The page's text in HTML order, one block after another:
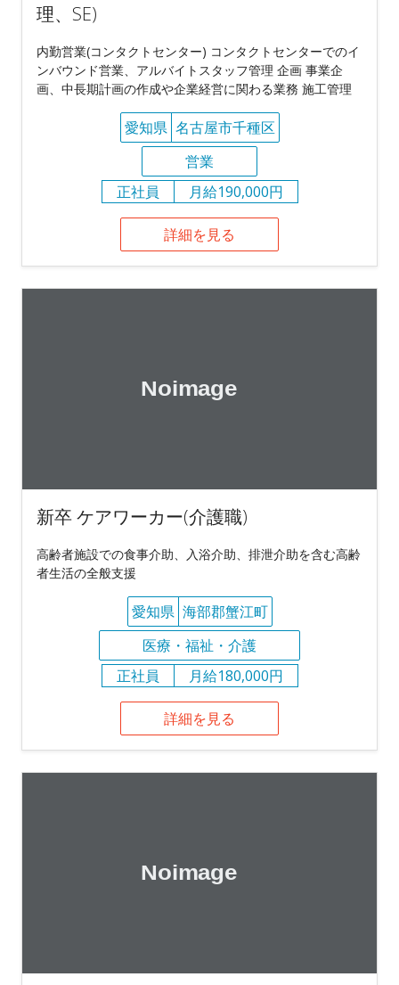
理、SE)
内勤営業(コンタクトセンター) コンタクトセンターでのイ
ンバウンド営業、アルバイトスタッフ管理 企画 事業企
画、中長期計画の作成や企業経営に関わる業務 施工管理
愛知県 名古屋市千種区
営業
正社員
月給190,000円
詳細を見る
新卒 ケアワーカー(介護職)
高齢者施設での食事介助、入浴介助、排泄介助を含む高齢
者生活の全般支援
愛知県 海部郡蟹江町
医療・福祉・介護
正社員
月給180,000円
詳細を見る